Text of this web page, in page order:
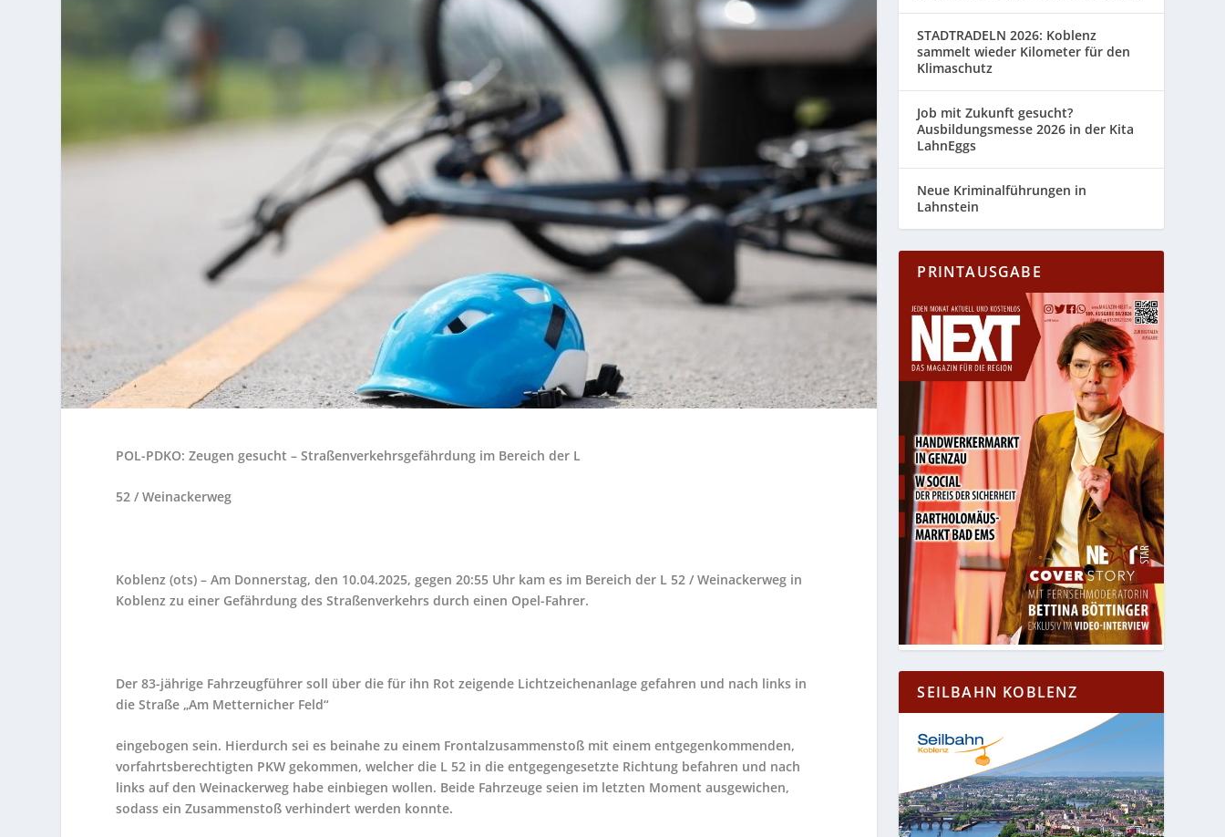
POL-PDKO: Zeugen gesucht – Straßenverkehrsgefährdung im Bereich der L
52 / Weinackerweg
Koblenz (ots) – Am Donnerstag, den 10.04.2025, gegen 20:55 Uhr kam es im Bereich der L 52 / Weinackerweg in
Koblenz zu einer Gefährdung des Straßenverkehrs durch einen Opel-Fahrer.
Der 83-jährige Fahrzeugführer soll über die für ihn Rot zeigende Lichtzeichenanlage gefahren und nach links in
die Straße „Am Metternicher Feld“
eingebogen sein. Hierdurch sei es beinahe zu einem Frontalzusammenstoß mit einem entgegenkommenden,
vorfahrtsberechtigten PKW gekommen, welcher die L 52 in die entgegengesetzte Richtung befahren und nach
links auf den Weinackerweg habe einbiegen wollen. Beide Fahrzeuge seien im letzten Moment ausgewichen,
sodass ein Zusammenstoß verhindert werden konnte.
STADTRADELN 2026: Koblenz
sammelt wieder Kilometer für den
Klimaschutz
Job mit Zukunft gesucht?
Ausbildungsmesse 2026 in der Kita
LahnEggs
Neue Kriminalführungen in
Lahnstein
PRINTAUSGABE
SEILBAHN KOBLENZ